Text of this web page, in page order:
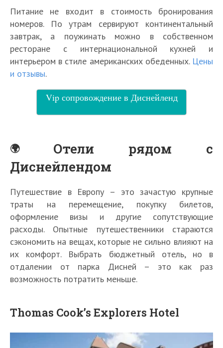
Питание не входит в стоимость бронирования
номеров. По утрам сервируют континентальный
завтрак, а поужинать можно в собственном
ресторане с интернациональной кухней и
интерьером в стиле американских обеденных. Цены
и отзывы.
Vip сопровождение в Диснейленд
Отели рядом с
Диснейлендом
Путешествие в Европу – это зачастую крупные
траты на перемещение, покупку билетов,
оформление визы и другие сопутствующие
расходы. Опытные путешественники стараются
сэкономить на вещах, которые не сильно влияют на
их комфорт. Выбрать бюджетный отель, но в
отдалении от парка Дисней – это как раз
возможность потратить меньше.
Thomas Cook’s Explorers Hotel